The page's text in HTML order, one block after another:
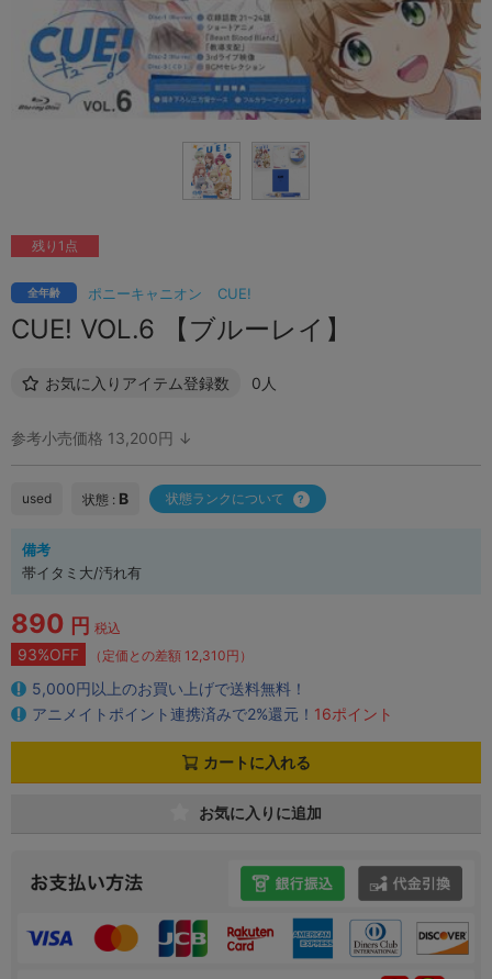
ポニーキャニオン CUE!
全年齢
CUE! VOL.6 【ブルーレイ】
お気に入りアイテム登録数 0人
残り1点
参考小売価格 13,200円 ↓
used 状態 : B 状態ランクについて
備考
帯イタミ大/汚れ有
890 円 税込
93%OFF （定価との差額 12,310円）
5,000円以上のお買い上げで送料無料！
アニメイトポイント連携済みで2%還元！ 16ポイント
カートに入れる
お気に入りに追加